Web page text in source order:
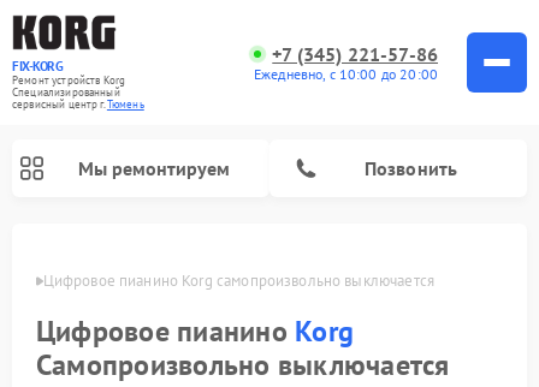
FIX-KORG
Ремонт устройств Korg
Специализированный
cервисный центр г.Тюмень
+7 (345) 221-57-86
Ежедневно, с 10:00 до 20:00
Мы ремонтируем Позвонить
Цифровое пианино Korg самопроизвольно выключается
Цифровое пианино Korg
Самопроизвольно выключается